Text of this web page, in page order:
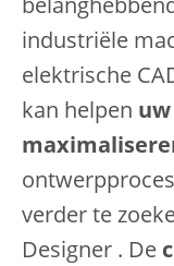
industriële
elektrische
kan helpen
verder te
Designer . De